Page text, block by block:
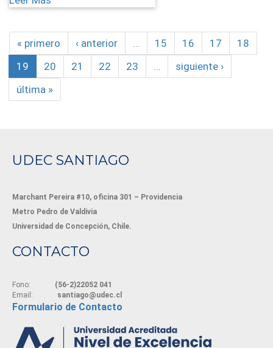
« primero ‹ anterior … 15 16 17
18
19
20 21 22 23 …
siguiente ›
última »
UDEC SANTIAGO
Marchant Pereira #10, oficina 301 – Providencia
Metro Pedro de Valdivia
Universidad de Concepción, Chile.
CONTACTO
Fono:
(56-2)22052 041
Email:
santiago@udec.cl
Formulario de Contacto